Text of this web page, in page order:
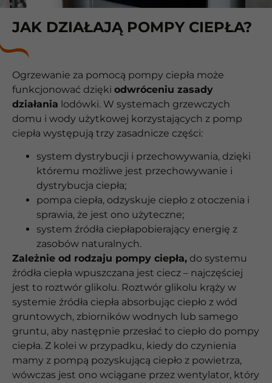
JAK DZIAŁAJĄ POMPY CIEPŁA?
Ogrzewanie za pomocą pompy ciepła może
funkcjonować dzięki odwróceniu zasady
działania lodówki. W systemach grzewczych
domu i wody użytkowej korzystających z pomp
ciepła występują trzy zasadnicze części:
system dystrybucji i przechowywania, dzięki
któremu możliwe jest przechowywanie i
dystrybucja ciepła;
pompa ciepła, odzyskuje ciepło z otoczenia i
sprawia, że jest ono użyteczne;
system źródła ciepłapobierający energię z
zasobów naturalnych.
Zależnie od rodzaju pompy ciepła, do systemu
źródła ciepła wpuszczana jest ciecz – najczęściej
jest to roztwór glikolu. Roztwór glikolu krąży w
systemie źródła ciepła absorbując ciepło z wód
gruntowych, zbiorników wodnych lub samego
gruntu, aby następnie przesłać to ciepło do pompy
ciepła. Z kolei w przypadku, kiedy do czynienia
mamy z pompą pozyskującą ciepło z powietrza,
wówczas jest ono wciągane przez wentylator, który